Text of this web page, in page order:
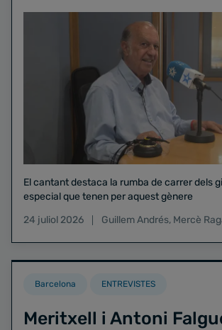
El cantant destaca la rumba de carrer dels
especial que tenen per aquest gènere
24 juliol 2026
Guillem Andrés, Mercè
Barcelona ENTREVISTES
Meritxell i Antoni